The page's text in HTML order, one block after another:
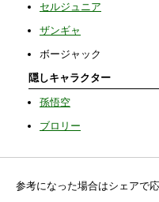
セルジュニア
ザンギャ
ボージャック
隠しキャラクター
孫悟空
ブロリー
参考になった場合はシェアで